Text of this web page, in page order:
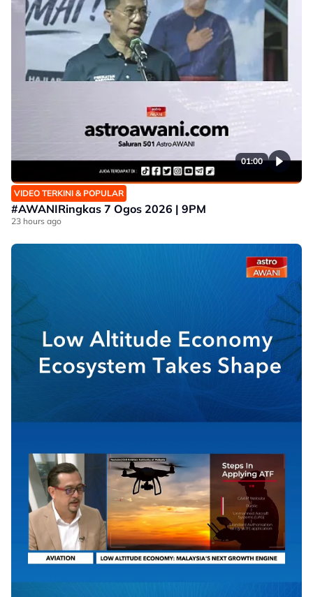
01:00
VIDEO TERKINI & POPULAR
#AWANIRingkas 7 Ogos 2026 | 9PM
23 hours ago